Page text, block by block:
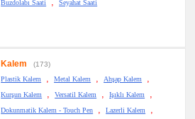
Buzdolabı Saati Seyahat Saati
Kalem
(173)
Plastik Kalem
, Metal Kalem , Ahşap Kalem ,
Kurşun Kalem , Versatil Kalem , Işıklı Kalem ,
Dokunmatik Kalem - Touch Pen , Lazerli Kalem ,